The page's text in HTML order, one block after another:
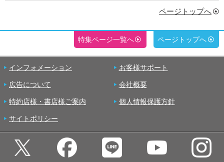
ページトップへ
特集ページ一覧へ ページトップへ
インフォメーション お客様サポート
広告について 会社概要
特約店様・書店様ご案内 個人情報保護方針
サイトポリシー